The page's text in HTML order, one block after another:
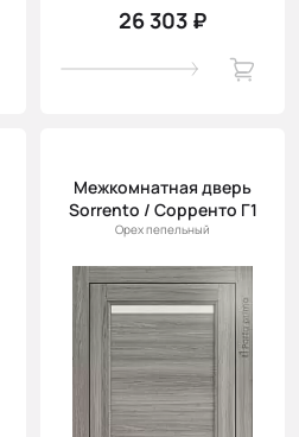
26 303 ₽
Межкомнатная дверь
Sorrento / Сорренто Г1
Орех пепельный